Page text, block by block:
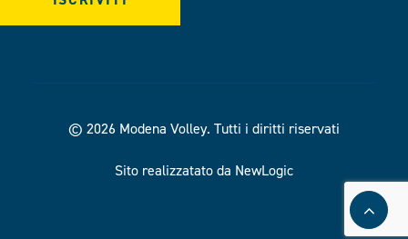
© 2026 Modena Volley. Tutti i diritti riservati
Sito realizzatato da NewLogic